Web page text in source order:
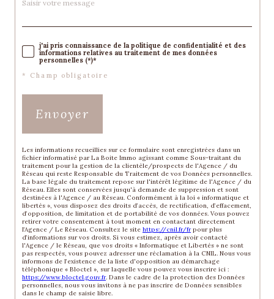
j'ai pris connaissance de la politique de confidentialité et des
informations relatives au traitement de mes données
personnelles (*)*
* Champ obligatoire
Envoyer
Les informations recueillies sur ce formulaire sont enregistrées dans un
fichier informatisé par La Boite Immo agissant comme Sous-traitant du
traitement pour la gestion de la clientèle/prospects de l'Agence / du
Réseau qui reste Responsable du Traitement de vos Données personnelles.
La base légale du traitement repose sur l'intérêt légitime de l'Agence / du
Réseau. Elles sont conservées jusqu'à demande de suppression et sont
destinées à l'Agence / au Réseau. Conformément à la loi « informatique et
libertés », vous disposez des droits d’accès, de rectification, d’effacement,
d’opposition, de limitation et de portabilité de vos données. Vous pouvez
retirer votre consentement à tout moment en contactant directement
l’Agence / Le Réseau. Consultez le site https://cnil.fr/frpour plus
d’informations sur vos droits. Si vous estimez, après avoir contacté
l'Agence / le Réseau, que vos droits « Informatique et Libertés » ne sont
pas respectés, vous pouvez adresser une réclamation à la CNIL. Nous vous
informons de l’existence de la liste d'opposition au démarchage
téléphonique « Bloctel », sur laquelle vous pouvez vous inscrire ici :
https://www.bloctel.gouv.fr. Dans le cadre de la protection des Données
personnelles, nous vous invitons à ne pas inscrire de Données sensibles
dans le champ de saisie libre.